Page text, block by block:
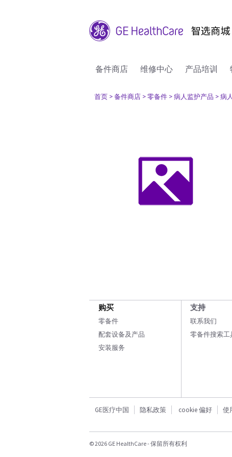
备件商店 维修中心 产品培训
首页 > 备件商店 > 零备件 > 病人监护产品 > 病
购买
零备件
配套设备及产品
安装服务
支持
联系我们
零备件搜索工
GE医疗中国 隐私政策 cookie 偏好 使
© 2026 GE HealthCare - 保留所有权利